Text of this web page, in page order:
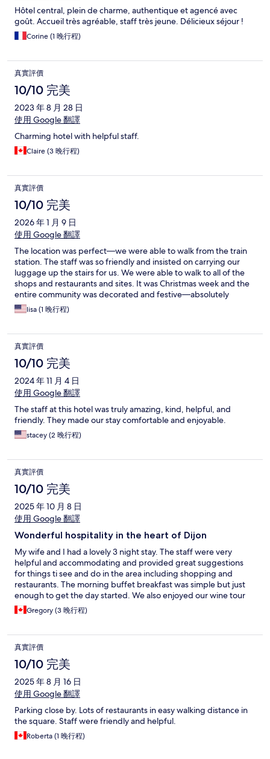
Hôtel central, plein de charme, authentique et agencé avec
goût. Accueil très agréable, staff très jeune. Délicieux séjour !
Corine (1 晚行程)
真實評價
10/10 完美
2023 年 8 月 28 日
使用 Google 翻譯
Charming hotel with helpful staff.
Claire (3 晚行程)
真實評價
10/10 完美
2026 年 1 月 9 日
使用 Google 翻譯
The location was perfect—we were able to walk from the train
station. The staff was so friendly and insisted on carrying our
luggage up the stairs for us. We were able to walk to all of the
shops and restaurants and sites. It was Christmas week and the
entire community was decorated and festive—absolutely
charming and delightful. The room was large, well decorated
and appointed with modern amenities and extremely quiet.
lisa (1 晚行程)
真實評價
10/10 完美
2024 年 11 月 4 日
使用 Google 翻譯
The staff at this hotel was truly amazing, kind, helpful, and
friendly. They made our stay comfortable and enjoyable.
stacey (2 晚行程)
真實評價
10/10 完美
2025 年 10 月 8 日
使用 Google 翻譯
Wonderful hospitality in the heart of Dijon
My wife and I had a lovely 3 night stay. The staff were very
helpful and accommodating and provided great suggestions
for things ti see and do in the area including shopping and
restaurants. The morning buffet breakfast was simple but just
enough to get the day started. We also enjoyed our wine tour
with Raphael to nearby towns and wineries.
Gregory (3 晚行程)
真實評價
10/10 完美
2025 年 8 月 16 日
使用 Google 翻譯
Parking close by. Lots of restaurants in easy walking distance in
the square. Staff were friendly and helpful.
Roberta (1 晚行程)